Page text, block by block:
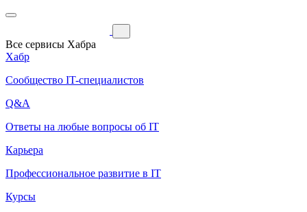
Все сервисы Хабра
Хабр
Сообщество IT-специалистов
Q&A
Ответы на любые вопросы об IT
Карьера
Профессиональное развитие в IT
Курсы